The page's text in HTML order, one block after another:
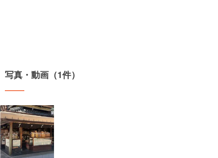
写真・動画（1件）